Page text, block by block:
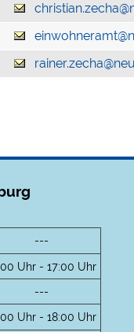
---
Uhr - 17:00 Uhr
---
Uhr - 18:00 Uhr